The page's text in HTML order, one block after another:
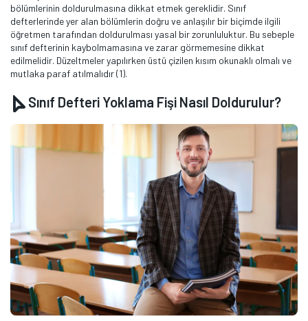
bölümlerinin doldurulmasına dikkat etmek gereklidir. Sınıf
defterlerinde yer alan bölümlerin doğru ve anlaşılır bir biçimde ilgili
öğretmen tarafından doldurulması yasal bir zorunluluktur. Bu sebeple
sınıf defterinin kaybolmamasına ve zarar görmemesine dikkat
edilmelidir. Düzeltmeler yapılırken üstü çizilen kısım okunaklı olmalı ve
mutlaka paraf atılmalıdır (1).
Sınıf Defteri Yoklama Fişi Nasıl Doldurulur?